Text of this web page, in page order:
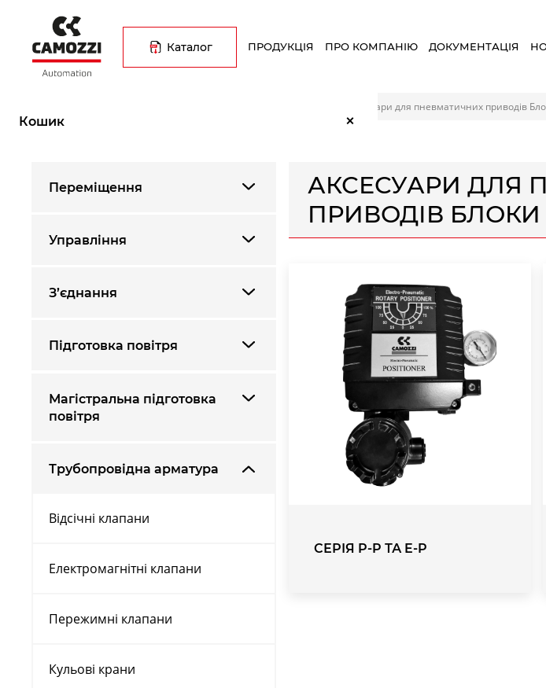
основного
вмісту
Каталог ПРОДУКЦІЯ ПРО КОМПАНІЮ ДОКУМЕНТАЦІЯ
Кошик ×
навіґації
Аксесуари для пневматичних приводів
Переміщення
Управління
З’єднання
Підготовка повітря
Магістральна підготовка
повітря
Трубопровідна арматура
Відсічні клапани
Електромагнітні клапани
Пережимні клапани
Кульові крани
АКСЕСУАРИ ДЛЯ
ПРИВОДІВ
СЕРІЯ P-P ТА E-P